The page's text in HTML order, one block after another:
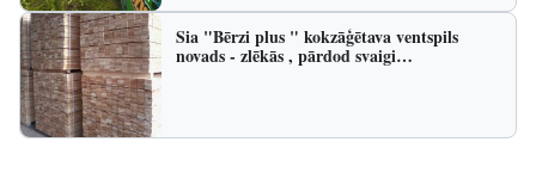
Sia "Bērzi plus " kokzāģētava ventspils
novads - zlēkās , pārdod svaigi…